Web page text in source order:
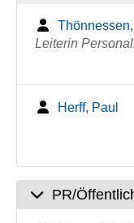
Leiterin
Herff, Paul
PR/